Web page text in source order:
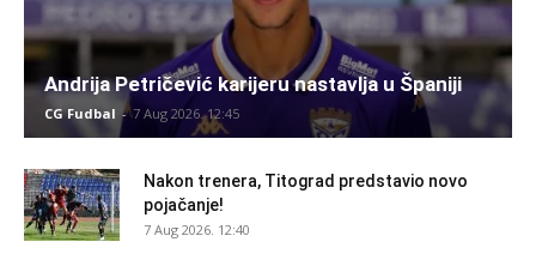
Andrija Petričević karijeru nastavlja u Španiji
CG Fudbal - 7 Aug 2026. 12:45
Nakon trenera, Titograd predstavio novo
pojačanje!
7 Aug 2026. 12:40